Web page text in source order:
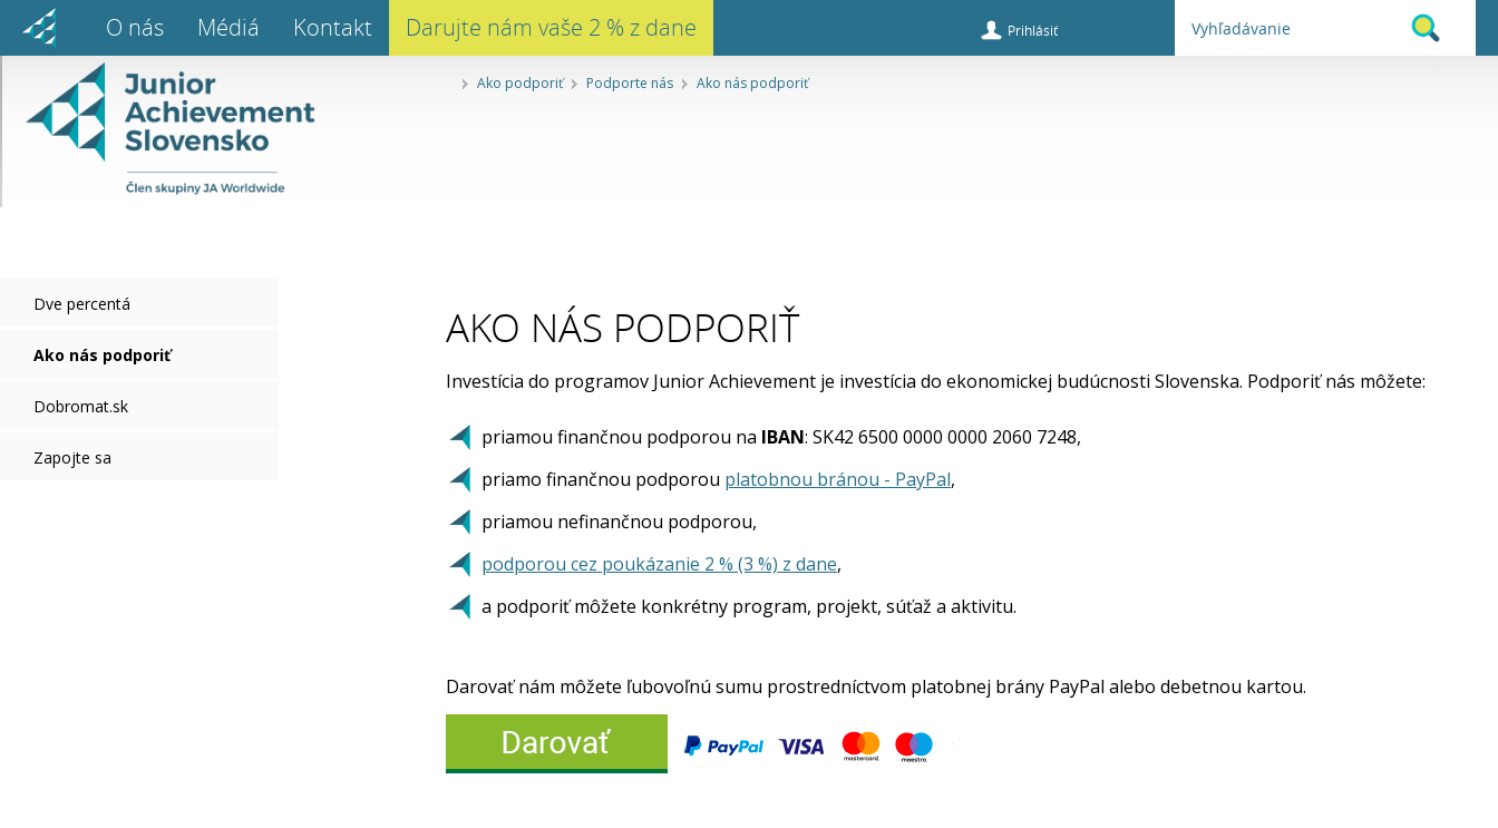
O nás Médiá Kontakt Darujte nám vaše 2 % z dane Prihlásiť
Ako podporiť Podporte nás Ako nás podporiť
Dve percentá
Ako nás podporiť
Dobromat.sk
Zapojte sa
AKO NÁS PODPORIŤ
Investícia do programov Junior Achievement je investícia do ekonomickej budúcnosti Slovenska. Podporiť nás môžete:
priamou finančnou podporou na IBAN: SK42 6500 0000 0000 2060 7248,
priamo finančnou podporou platobnou bránou - PayPal,
priamou nefinančnou podporou,
podporou cez poukázanie 2 % (3 %) z dane,
a podporiť môžete konkrétny program, projekt, súťaž a aktivitu.
Darovať nám môžete ľubovoľnú sumu prostredníctvom platobnej brány PayPal alebo debetnou kartou.